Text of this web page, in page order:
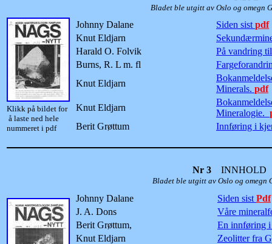
Bladet ble utgitt av Oslo og omegn
Klikk på bildet for
å laste ned hele
nummeret i pdf
Johnny Dalane Siden sist pdf
Knut Eldjarn
Harald O. Folvik
På vandring
Burns, R. L m. fl
Knut Eldjarn
Minerals. pdf
Knut Eldjarn
Mineralogie.
Berit Grøttum
Innføring i
Nr 3 INNHOLD
Bladet ble utgitt av Oslo og omegn
Johnny Dalane Siden sist Pdf
J. A. Dons
Våre
Berit Grøttum,
En innføring
Knut Eldjarn
Zeolitter fra